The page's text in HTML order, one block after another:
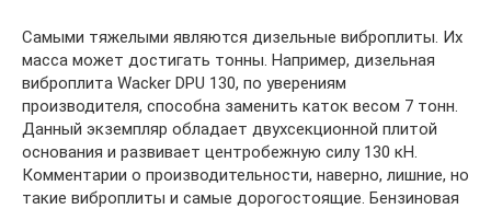
Самыми тяжелыми являются дизельные виброплиты. Их
масса может достигать тонны. Например, дизельная
виброплита Wacker DPU 130, по уверениям
производителя, способна заменить каток весом 7 тонн.
Данный экземпляр обладает двухсекционной плитой
основания и развивает центробежную силу 130 кН.
Комментарии о производительности, наверно, лишние, но
такие виброплиты и самые дорогостоящие. Бензиновая